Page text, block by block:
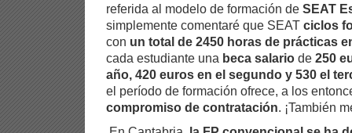
referida al modelo de formación de SEAT
simplemente comentaré que SEAT ciclos
con un total de 2450 horas de prácticas
cada estudiante una beca salario de 250
año, 420 euros en el segundo y 530 el
el período de formación ofrece, a los
compromiso de contratación. ¡También